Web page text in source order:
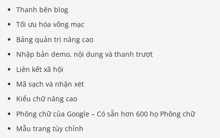
Thanh bên blog
Tối ưu hóa võng mạc
Bảng quản trị nâng cao
Nhập bản demo, nội dung và thanh trượt
Liên kết xã hội
Mã sạch và nhận xét
Kiểu chữ nâng cao
Phông chữ của Google – Có sẵn hơn 600 họ Phông chữ
Mẫu trang tùy chỉnh